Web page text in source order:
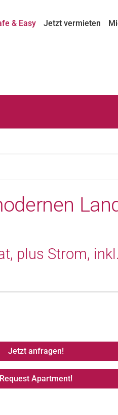
& Easy Jetzt vermieten
plus Strom,
Jetzt anfragen!
Request Apartment!